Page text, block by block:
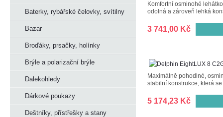
Baterky, rybářské čelovky, svítilny
Bazar
Broďáky, prsačky, holínky
Brýle a polarizační brýle
Dalekohledy
Dárkové poukazy
Deštníky, přístřešky a stany
Komfortní osminohé
odolná a zároveň lehká
3 741,00 Kč
Maximálně pohodlné,
stabilní konstrukce, která
5 174,23 Kč